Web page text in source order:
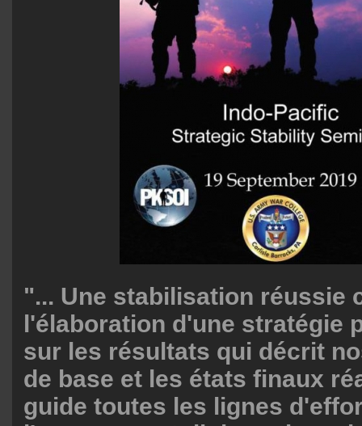
"... Une stabilisation réussie
l'élaboration d'une stratégie
sur les résultats qui décrit
de base et les états finaux
guide toutes les lignes